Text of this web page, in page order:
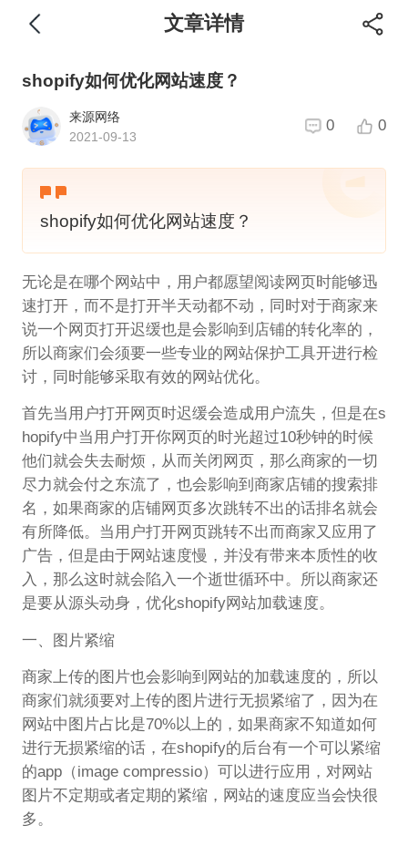
文章详情
shopify如何优化网站速度？
来源网络
2021-09-13
0 0
shopify如何优化网站速度？
无论是在哪个网站中，用户都愿望阅读网页时能够迅
速打开，而不是打开半天动都不动，同时对于商家来
说一个网页打开迟缓也是会影响到店铺的转化率的，
所以商家们会须要一些专业的网站保护工具开进行检
讨，同时能够采取有效的网站优化。
首先当用户打开网页时迟缓会造成用户流失，但是在s
hopify中当用户打开你网页的时光超过10秒钟的时候
他们就会失去耐烦，从而关闭网页，那么商家的一切
尽力就会付之东流了，也会影响到商家店铺的搜索排
名，如果商家的店铺网页多次跳转不出的话排名就会
有所降低。当用户打开网页跳转不出而商家又应用了
广告，但是由于网站速度慢，并没有带来本质性的收
入，那么这时就会陷入一个逝世循环中。所以商家还
是要从源头动身，优化shopify网站加载速度。
一、图片紧缩
商家上传的图片也会影响到网站的加载速度的，所以
商家们就须要对上传的图片进行无损紧缩了，因为在
网站中图片占比是70%以上的，如果商家不知道如何
进行无损紧缩的话，在shopify的后台有一个可以紧缩
的app（image compressio）可以进行应用，对网站
图片不定期或者定期的紧缩，网站的速度应当会快很
多。